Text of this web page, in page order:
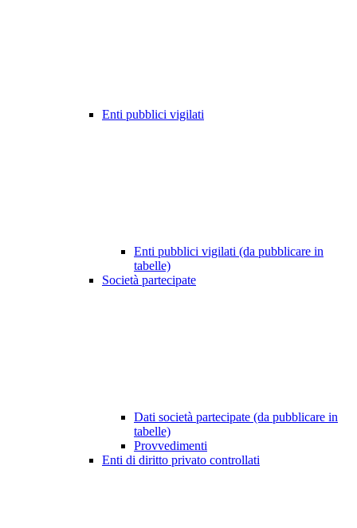
Enti pubblici vigilati
Enti pubblici vigilati (da pubblicare in
tabelle)
Società partecipate
Dati società partecipate (da pubblicare in
tabelle)
Provvedimenti
Enti di diritto privato controllati